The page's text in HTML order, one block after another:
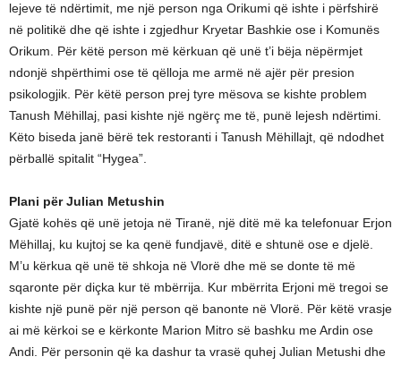
lejeve të ndërtimit, me një person nga Orikumi që ishte i përfshirë
në politikë dhe që ishte i zgjedhur Kryetar Bashkie ose i Komunës
Orikum. Për këtë person më kërkuan që unë t’i bëja nëpërmjet
ndonjë shpërthimi ose të qëlloja me armë në ajër për presion
psikologjik. Për këtë person prej tyre mësova se kishte problem
Tanush Mëhillaj, pasi kishte një ngërç me të, punë lejesh ndërtimi.
Këto biseda janë bërë tek restoranti i Tanush Mëhillajt, që ndodhet
përballë spitalit “Hygea”.
Plani për Julian Metushin
Gjatë kohës që unë jetoja në Tiranë, një ditë më ka telefonuar Erjon
Mëhillaj, ku kujtoj se ka qenë fundjavë, ditë e shtunë ose e djelë.
M’u kërkua që unë të shkoja në Vlorë dhe më se donte të më
sqaronte për diçka kur të mbërrija. Kur mbërrita Erjoni më tregoi se
kishte një punë për një person që banonte në Vlorë. Për këtë vrasje
ai më kërkoi se e kërkonte Marion Mitro së bashku me Ardin ose
Andi. Për personin që ka dashur ta vrasë quhej Julian Metushi dhe